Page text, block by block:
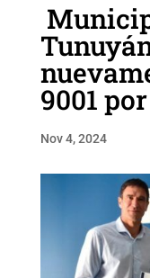
9001
Nov 4, 2024